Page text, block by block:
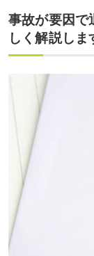
事故が要因で
しく解説しま